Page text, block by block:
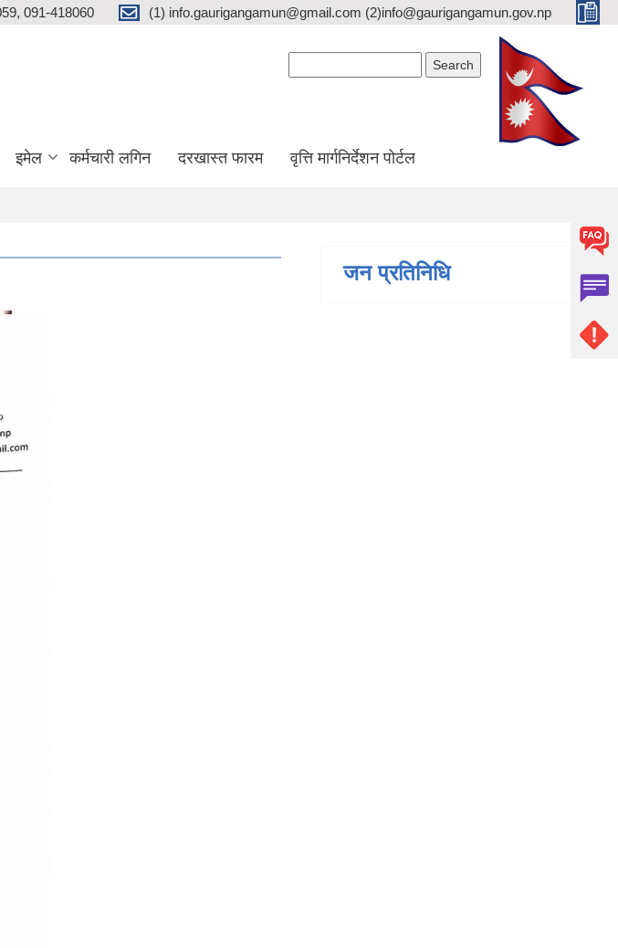
091-418060 (1) info.gaurigangamun@gmail.com (2)info@gaurigangamun.gov.np
इमेल कर्मचारी लगिन दरखास्त फारम वृत्ति मार्गनिर्देशन पोर्टल
जन प्रतिनिधि